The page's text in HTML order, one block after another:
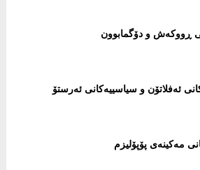
ڕووکەش و دۆگمابوون
ئەفلاتۆن و سیاسییەکانی ئەرستۆ
مەکینەی پۆپۆلیزم